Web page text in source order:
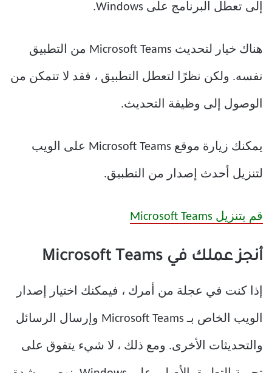
إلى تعطل البرنامج على Windows.
هناك خيار لتحديث Microsoft Teams من التطبيق
نفسه. ولكن نظرًا لتعطل التطبيق ، فقد لا تتمكن من
الوصول إلى وظيفة التحديث.
يمكنك زيارة موقع Microsoft Teams على الويب
لتنزيل أحدث إصدار من التطبيق.
قم بتنزيل Microsoft Teams
أنجز عملك في Microsoft Teams
إذا كنت في عجلة من أمرك ، فيمكنك اختيار إصدار
الويب الخاص بـ Microsoft Teams وإرسال الرسائل
والتحديثات الأخرى. ومع ذلك ، لا شيء يتفوق على